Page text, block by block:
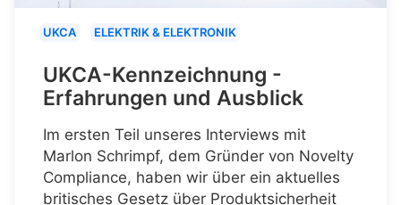
UKCA ELEKTRIK & ELEKTRONIK
UKCA-Kennzeichnung -
Erfahrungen und Ausblick
Im ersten Teil unseres Interviews mit
Marlon Schrimpf, dem Gründer von Novelty
Compliance, haben wir über ein aktuelles
britisches Gesetz über Produktsicherheit